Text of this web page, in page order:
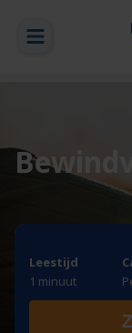
Leestijd
1 minuut